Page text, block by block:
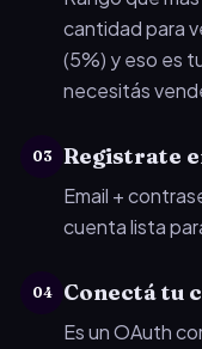
cantidad para
(5%) y eso es
necesitás
03 Registrate
Email +
cuenta lista
04 Conectá tu
Es un OAuth